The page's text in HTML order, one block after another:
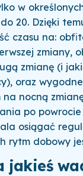
w
20. Dzięki
czasu na:
zmiany,
zmianę (i
oraz
na nocną
po
osiągać
rytm dobowy
jakieś